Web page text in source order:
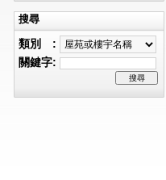
搜尋
類別 :
關鍵字: